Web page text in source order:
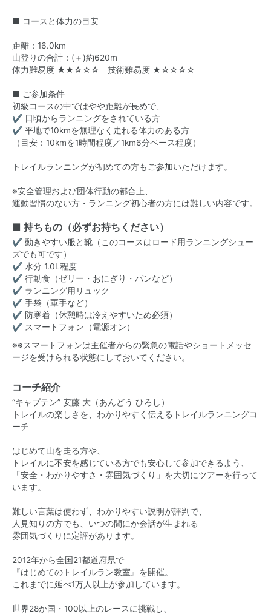
■ コースと体力の目安
距離：16.0km
山登りの合計：(＋)約620m
体力難易度 ★★☆☆☆ 技術難易度 ★☆☆☆☆
■ ご参加条件
初級コースの中ではやや距離が長めで、
✔ 日頃からランニングをされている方
✔ 平地で10kmを無理なく走れる体力のある方
（目安：10kmを1時間程度／1km6分ペース程度）
トレイルランニングが初めての方もご参加いただけます。
※安全管理および団体行動の都合上、
運動習慣のない方・ランニング初心者の方には難しい内容です。
■ 持ちもの（必ずお持ちください）
✔ 動きやすい服と靴（このコースはロード用ランニングシュー
ズでも可です）
✔ 水分 1.0L程度
✔ 行動食（ゼリー・おにぎり・パンなど）
✔ ランニング用リュック
✔ 手袋（軍手など）
✔ 防寒着（休憩時は冷えやすいため必須）
✔ スマートフォン（電源オン）
※※スマートフォンは主催者からの緊急の電話やショートメッセ
ージを受けられる状態にしておいてください。
コーチ紹介
“キャプテン” 安藤 大（あんどう ひろし）
トレイルの楽しさを、わかりやすく伝えるトレイルランニングコ
ーチ
はじめて山を走る方や、
トレイルに不安を感じている方でも安心して参加できるよう、
「安全・わかりやすさ・雰囲気づくり」を大切にツアーを行って
います。
難しい言葉は使わず、わかりやすい説明が評判で、
人見知りの方でも、いつの間にか会話が生まれる
雰囲気づくりに定評があります。
2012年から全国21都道府県で
『はじめてのトレイルラン教室』を開催。
これまでに延べ1万人以上が参加しています。
世界28か国・100以上のレースに挑戦し、